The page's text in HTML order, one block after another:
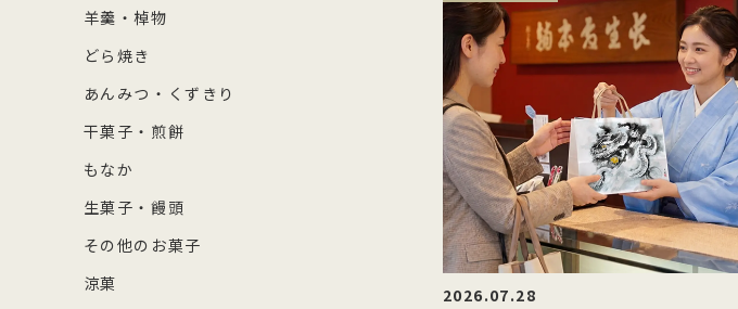
2026.07.28
羊羹・棹物
どら焼き
あんみつ・くずきり
干菓子・煎餅
もなか
生菓子・饅頭
その他のお菓子
涼菓